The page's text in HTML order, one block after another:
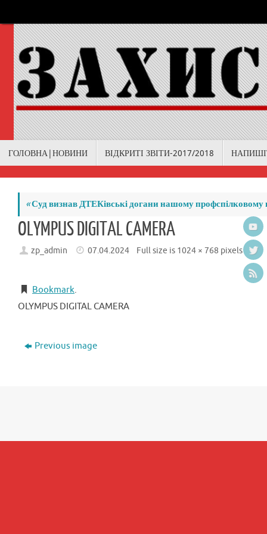
to
content
ГОЛОВНА|НОВИНИ ВІДКРИТІ ЗВІТИ-2017/2018
«Суд визнав ДТЕКівські догани нашому
OLYMPUS DIGITAL CAMERA
zp_admin 07.04.2024 Full size is 1024 × 768 pixels
Bookmark.
OLYMPUS DIGITAL CAMERA
Previous image